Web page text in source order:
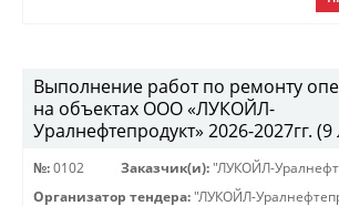
Выполнение работ по ремонту
на объектах ООО «ЛУКОЙЛ-
Уралнефтепродукт» 2026-2027гг. (9
№: 0102 Заказчик(и): "ЛУКОЙЛ-
Организатор тендера: "ЛУКОЙЛ-